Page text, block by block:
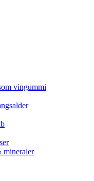
vingummi
mineraler